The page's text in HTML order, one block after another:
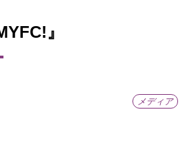
』
メディア